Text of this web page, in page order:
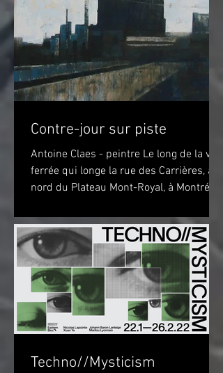
Contre-jour sur piste
Antoine Claes - peintre Le long de la voie
ferrée qui longe la rue des Carrières, au
nord du Plateau Mont-Royal, à Montréal,
Techno//Mysticism